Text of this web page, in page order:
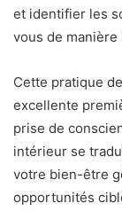
et identifier les
vous de manière
Cette pratique
excellente
prise de
intérieur se
votre bien-être
opportunités